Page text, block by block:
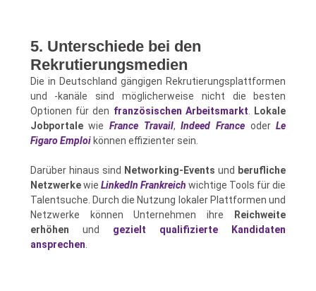
5. Unterschiede bei den
Rekrutierungsmedien
Die in Deutschland gängigen Rekrutierungsplattformen
und -kanäle sind möglicherweise nicht die besten
Optionen für den französischen Arbeitsmarkt
Lokale
Jobportalewie France Travail,Indeed France oderLe
Figaro Emploikönnen effizienter sein.
Darüber hinaus sind Networking-Events und berufliche
Netzwerkewie LinkedIn Frankreich wichtige Tools für die
Talentsuche. Durch die Nutzung lokaler Plattformen und
Netzwerke können Unternehmen ihre
Reichweite
erhöhen und gezielt qualifizierte Kandidaten
ansprechen